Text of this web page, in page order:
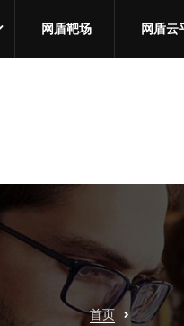
网盾靶场 网盾云
首页